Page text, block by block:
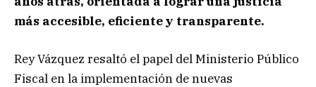
más accesible, eficiente y transparente.
Rey Vázquez resaltó el papel del Ministerio Público
Fiscal en la implementación de nuevas